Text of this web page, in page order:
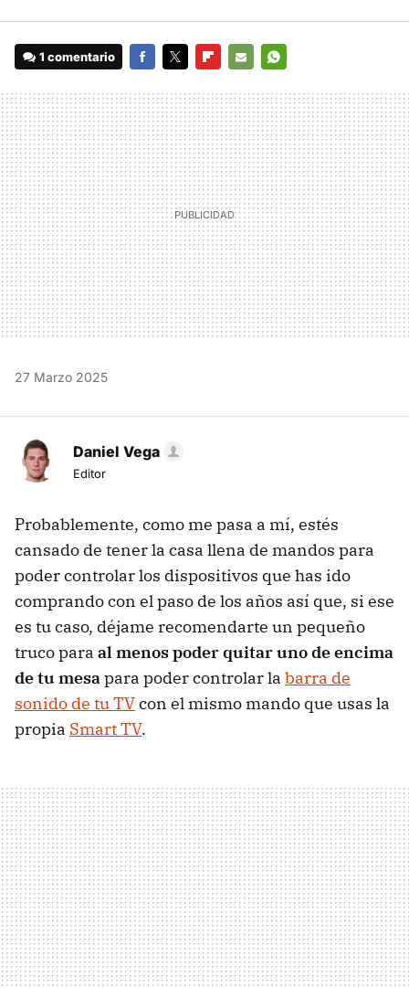
1 comentario
MAIL
27 Marzo 2025
Daniel Vega
Editor
Probablemente, como me pasa a mí, estés
cansado de tener la casa llena de mandos para
poder controlar los dispositivos que has ido
comprando con el paso de los años así que, si ese
es tu caso, déjame recomendarte un pequeño
truco para al menos poder quitar uno de encima
de tu mesapara poder controlar la barra de
sonido de tu TVcon el mismo mando que usas la
propia Smart TV.